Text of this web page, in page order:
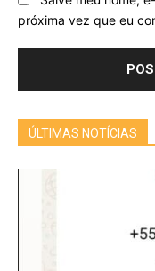
próxima vez que eu
ÚLTIMAS NOTÍCIAS